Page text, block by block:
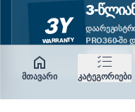
მთავარი კატეგორიები
3Y
WARRANTY
3-
PRO360-ᲨᲘ
ᲒᲐᲠᲐᲜᲢᲘᲘᲗ.